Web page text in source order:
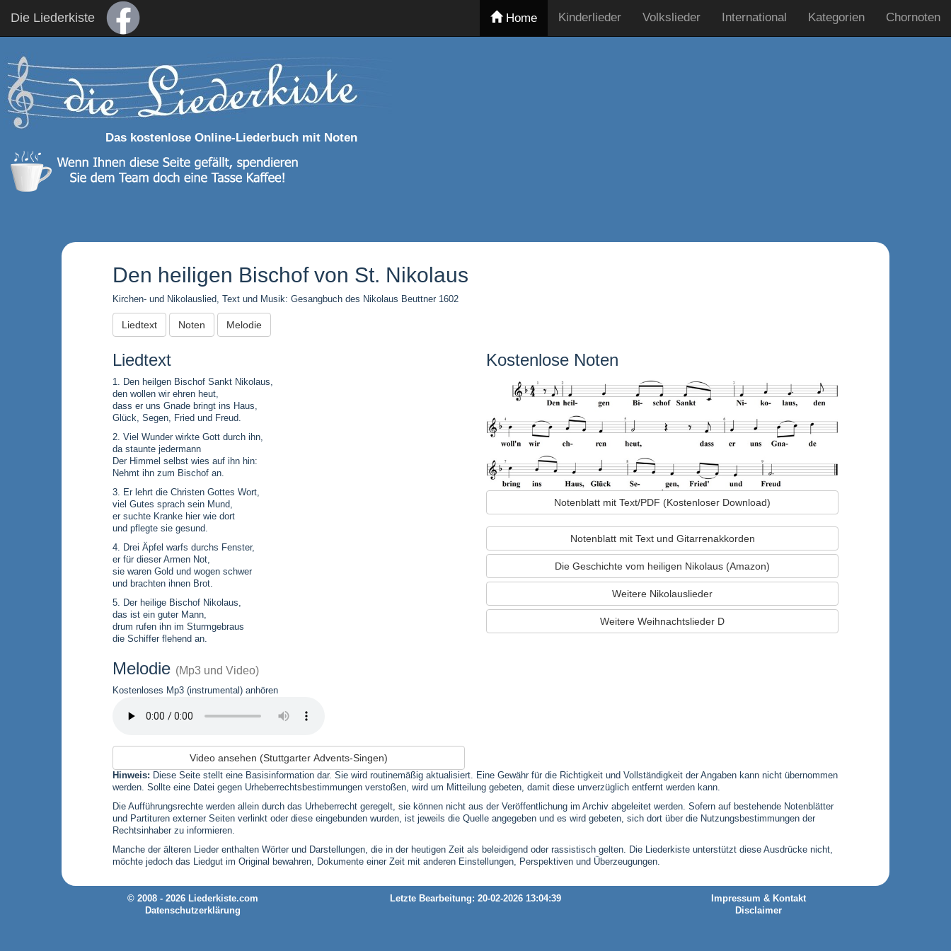
Die Liederkiste Home Kinderlieder Volkslieder International Kategorien Chornoten
Das kostenlose Online-Liederbuch mit Noten
Den heiligen Bischof von St. Nikolaus
Kirchen- und Nikolauslied, Text und Musik: Gesangbuch des Nikolaus Beuttner 1602
Liedtext Noten Melodie
Liedtext
1. Den heilgen Bischof Sankt Nikolaus,
den wollen wir ehren heut,
dass er uns Gnade bringt ins Haus,
Glück, Segen, Fried und Freud.
2. Viel Wunder wirkte Gott durch ihn,
da staunte jedermann
Der Himmel selbst wies auf ihn hin:
Nehmt ihn zum Bischof an.
3. Er lehrt die Christen Gottes Wort,
viel Gutes sprach sein Mund,
er suchte Kranke hier wie dort
und pflegte sie gesund.
4. Drei Äpfel warfs durchs Fenster,
er für dieser Armen Not,
sie waren Gold und wogen schwer
und brachten ihnen Brot.
5. Der heilige Bischof Nikolaus,
das ist ein guter Mann,
drum rufen ihn im Sturmgebraus
die Schiffer flehend an.
Melodie (Mp3 und Video)
Kostenloses Mp3 (instrumental) anhören
Video ansehen (Stuttgarter Advents-Singen)
Kostenlose Noten
Notenblatt mit Text/PDF (Kostenloser Download)
Notenblatt mit Text und Gitarrenakkorden
Die Geschichte vom heiligen Nikolaus (Amazon)
Weitere Nikolauslieder
Weitere Weihnachtslieder D
Hinweis: Diese Seite stellt eine Basisinformation dar. Sie wird routinemäßig aktualisiert. Eine Gewähr für die Richtigkeit und Vollständigkeit der Angaben kann nicht übernommen
werden. Sollte eine Datei gegen Urheberrechtsbestimmungen verstoßen, wird um Mitteilung gebeten, damit diese unverzüglich entfernt werden kann.
Die Aufführungsrechte werden allein durch das Urheberrecht geregelt, sie können nicht aus der Veröffentlichung im Archiv abgeleitet werden. Sofern auf bestehende Notenblätter
und Partituren externer Seiten verlinkt oder diese eingebunden wurden, ist jeweils die Quelle angegeben und es wird gebeten, sich dort über die Nutzungsbestimmungen der
Rechtsinhaber zu informieren.
Manche der älteren Lieder enthalten Wörter und Darstellungen, die in der heutigen Zeit als beleidigend oder rassistisch gelten. Die Liederkiste unterstützt diese Ausdrücke nicht,
möchte jedoch das Liedgut im Original bewahren, Dokumente einer Zeit mit anderen Einstellungen, Perspektiven und Überzeugungen.
© 2008 - 2026 Liederkiste.com Letzte Bearbeitung: 20-02-2026 13:04:39
Impressum & Kontakt
Datenschutzerklärung
Disclaimer